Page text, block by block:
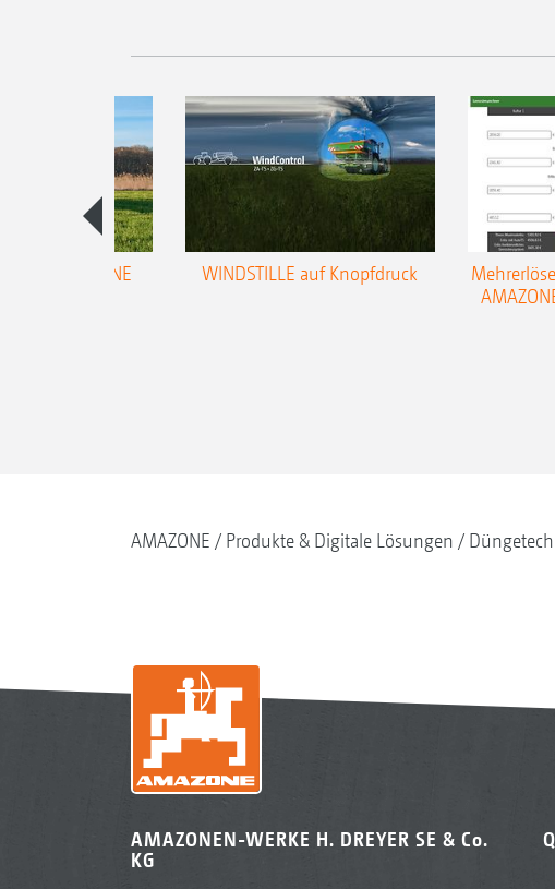
für AMAZONE
WINDSTILLE auf Knopfdruck
AMAZONE Produkte & Digitale Lösungen
AMAZONEN-WERKE H. DREYER SE & Co.
KG